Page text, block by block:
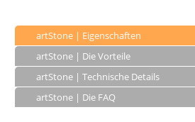
artStone | Eigenschaften
artStone | Die Vorteile
artStone | Technische Details
artStone | Die FAQ